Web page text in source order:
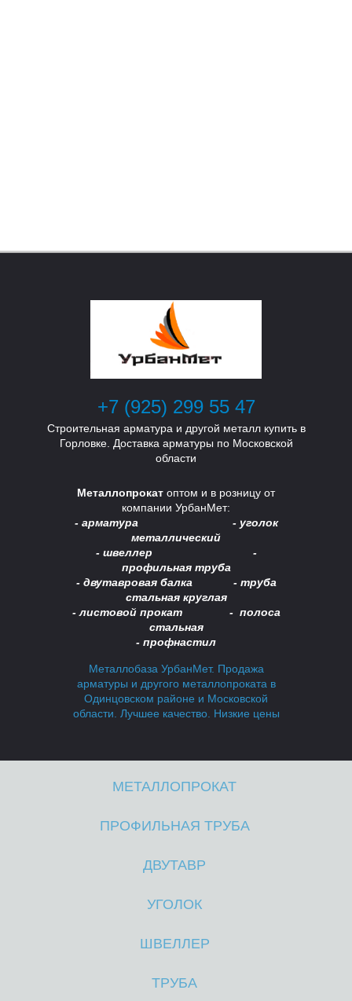
У
Б
А
+7 (925) 299 55 47
Строительная арматура и другой металл купить в
Горловке. Доставка арматуры по Московской
области
Металлопрокат оптом и в розницу от
компании УрбанМет:
- арматура - уголок
металлический
- швеллер -
профильная труба
- двутавровая балка - труба
стальная круглая
- листовой прокат - полоса
стальная
- профнастил
Металлобаза УрбанМет. Продажа
арматуры и другого металлопроката в
Одинцовском районе и Московской
области. Лучшее качество. Низкие цены
МЕТАЛЛОПРОКАТ
ПРОФИЛЬНАЯ ТРУБА
ДВУТАВР
УГОЛОК
ШВЕЛЛЕР
ТРУБА
У
Б
А